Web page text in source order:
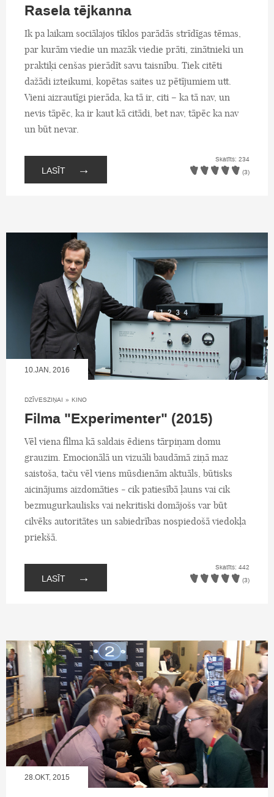
Rasela tējkanna
Ik pa laikam sociālajos tīklos parādās strīdīgas tēmas,
par kurām viedie un mazāk viedie prāti, zinātnieki un
praktiķi cenšas pierādīt savu taisnību. Tiek citēti
dažādi izteikumi, kopētas saites uz pētījumiem utt.
Vieni aizrautīgi pierāda, ka tā ir, citi – ka tā nav, un
nevis tāpēc, ka ir kaut kā citādi, bet nav, tāpēc ka nav
un būt nevar.
LASĪT →
Skatīts: 234
(3)
10.JAN, 2016
DZĪVESZIŅAI » KINO
Filma "Experimenter" (2015)
Vēl viena filma kā saldais ēdiens tārpiņam domu
grauzim. Emocionālā un vizuāli baudāmā ziņā maz
saistoša, taču vēl viens mūsdienām aktuāls, būtisks
aicinājums aizdomāties - cik patiesībā ļauns vai cik
bezmugurkaulisks vai nekritiski domājošs var būt
cilvēks autoritātes un sabiedrības nospiedošā viedokļa
priekšā.
LASĪT →
Skatīts: 442
(3)
28.OKT, 2015